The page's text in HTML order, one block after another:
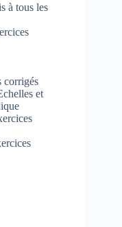
à tous les
corrigés
et